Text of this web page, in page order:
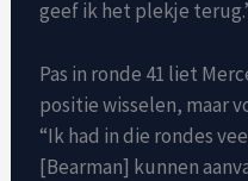
geef ik het plekje
Pas in ronde 41 liet
positie wisselen, maar
“Ik had in die rondes
[Bearman] kunnen